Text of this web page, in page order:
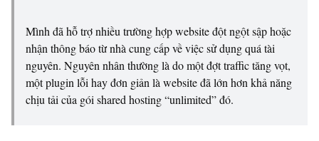
Mình đã hỗ trợ nhiều trường hợp website đột ngột sập hoặc
nhận thông báo từ nhà cung cấp về việc sử dụng quá tài
nguyên. Nguyên nhân thường là do một đợt traffic tăng vọt,
một plugin lỗi hay đơn giản là website đã lớn hơn khả năng
chịu tải của gói shared hosting “unlimited” đó.